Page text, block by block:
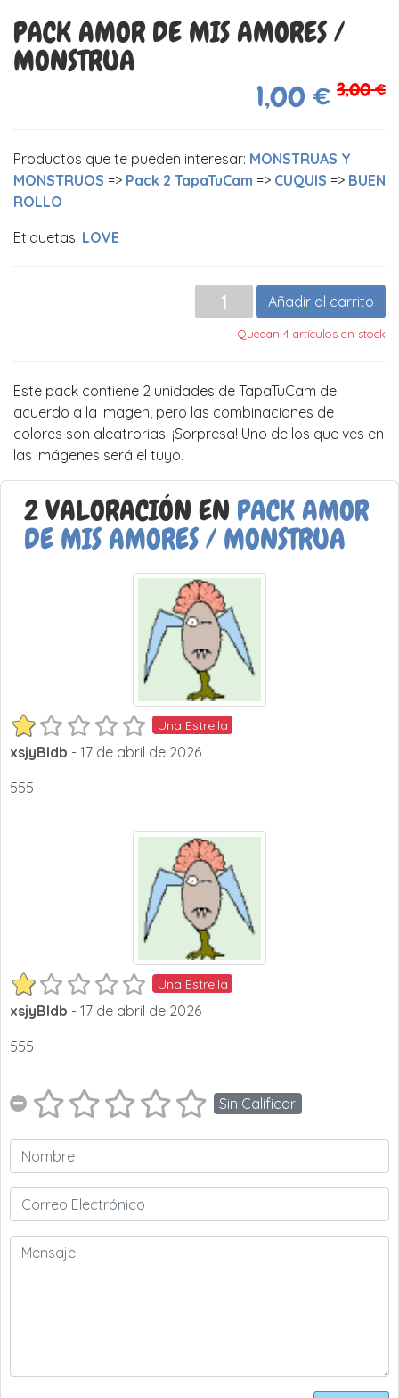
PACK AMOR DE MIS AMORES /
MONSTRUA
1,00 € 3,00 €
Productos que te pueden interesar: MONSTRUAS Y
MONSTRUOS => Pack 2 TapaTuCam => CUQUIS => BUEN
ROLLO
Etiquetas: LOVE
Añadir al carrito
Quedan 4 artículos en stock
Este pack contiene 2 unidades de TapaTuCam de
acuerdo a la imagen, pero las combinaciones de
colores son aleatrorias. ¡Sorpresa! Uno de los que ves en
las imágenes será el tuyo.
2 VALORACIÓN EN PACK AMOR
DE MIS AMORES / MONSTRUA
Una Estrella
xsjyBldb - 17 de abril de 2026
555
Una Estrella
xsjyBldb - 17 de abril de 2026
555
Sin Calificar